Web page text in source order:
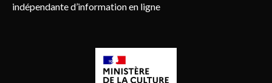
indépendante d’information en ligne